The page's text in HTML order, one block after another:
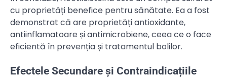
cu proprietăți benefice pentru sănătate. Ea a fost
demonstrat că are proprietăți antioxidante,
antiinflamatoare și antimicrobiene, ceea ce o face
eficientă în prevenția și tratamentul bolilor.
Efectele Secundare și Contraindicațiile